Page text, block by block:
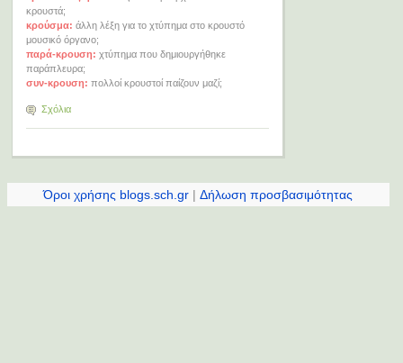
κρουστά;
κρούσμα: άλλη λέξη για το χτύπημα στο κρουστό
μουσικό όργανο;
παρά-κρουση: χτύπημα που δημιουργήθηκε
παράπλευρα;
συν-κρουση: πολλοί κρουστοί παίζουν μαζί;
Σχόλια
Όροι χρήσης blogs.sch.gr |Δήλωση προσβασιμότητας